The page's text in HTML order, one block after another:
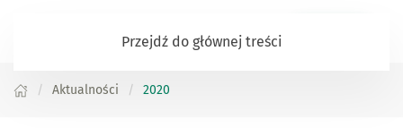
Przejdź do głównej treści
Aktualności 2020